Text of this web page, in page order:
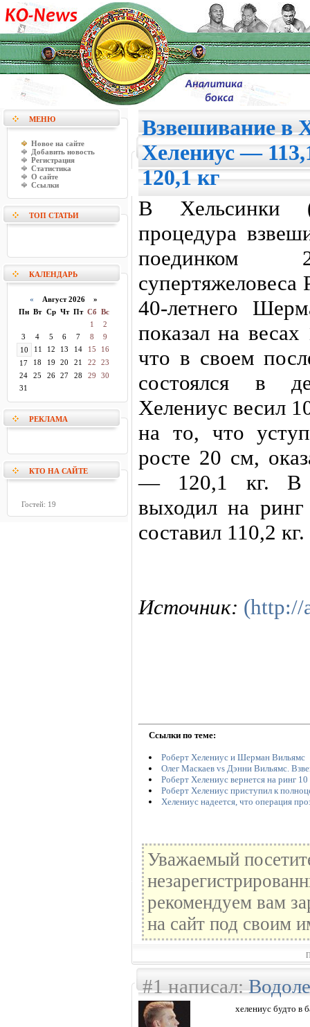
МЕНЮ
Новое на сайте
Добавить новость
Регистрация
Статистика
О сайте
Ссылки
ТОП СТАТЬИ
КАЛЕНДАРЬ
«
Август 2026 »
Пн Вт Ср Чт Пт Сб Вс
1
2
3
4 5 6 7 8
9
10
11 12 13 14 15
16
17
18 19 20 21 22
23
24
25 26 27 28 29
30
31
РЕКЛАМА
КТО НА САЙТЕ
Гостей: 19
Взвешивание в
Хелениус —
120,1 кг
В Хельсинки
процедура
поединком
супертяжеловеса
40-летнего
показал на
что в своем
состоялся в
Хелениус весил
на то, что
росте 20 см,
— 120,1 кг. В
выходил на
составил 110,2 кг.
Источник: (http://
Ссылки по теме:
Роберт Хелениус и Шерман Вильямс
Олег Маскаев vs Дэнни Вильямс.
Роберт Хелениус вернется на ринг
Роберт Хелениус приступил к
Хелениус надеется, что операция
Уважаемый
рекомендуем вам
на сайт под своим
#1 написал:
хелениус будто в